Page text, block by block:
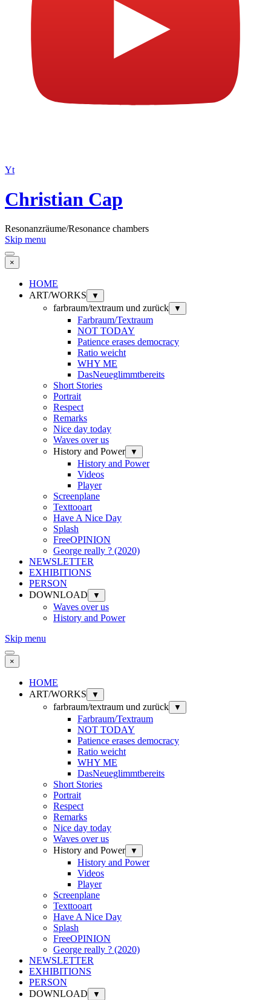
Yt
Christian Cap
Resonanzräume/Resonance chambers
Skip menu
×
HOME
ART/WORKS
▼
farbraum/textraum und zurück ▼
Farbraum/Textraum
NOT TODAY
Patience erases democracy
Ratio weicht
WHY ME
DasNeueglimmtbereits
Short Stories
Portrait
Respect
Remarks
Nice day today
Waves over us
History and Power
▼
History and Power
Videos
Player
Screenplane
Texttooart
Have A Nice Day
Splash
FreeOPINION
George really ? (2020)
NEWSLETTER
EXHIBITIONS
PERSON
DOWNLOAD
▼
Waves over us
History and Power
Skip menu
×
HOME
ART/WORKS
▼
farbraum/textraum und zurück ▼
Farbraum/Textraum
NOT TODAY
Patience erases democracy
Ratio weicht
WHY ME
DasNeueglimmtbereits
Short Stories
Portrait
Respect
Remarks
Nice day today
Waves over us
History and Power
▼
History and Power
Videos
Player
Screenplane
Texttooart
Have A Nice Day
Splash
FreeOPINION
George really ? (2020)
NEWSLETTER
EXHIBITIONS
PERSON
DOWNLOAD
▼